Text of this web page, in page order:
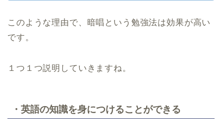
このような理由で、暗唱という勉強法は効果が高い
です。
１つ１つ説明していきますね。
・英語の知識を身につけることができる